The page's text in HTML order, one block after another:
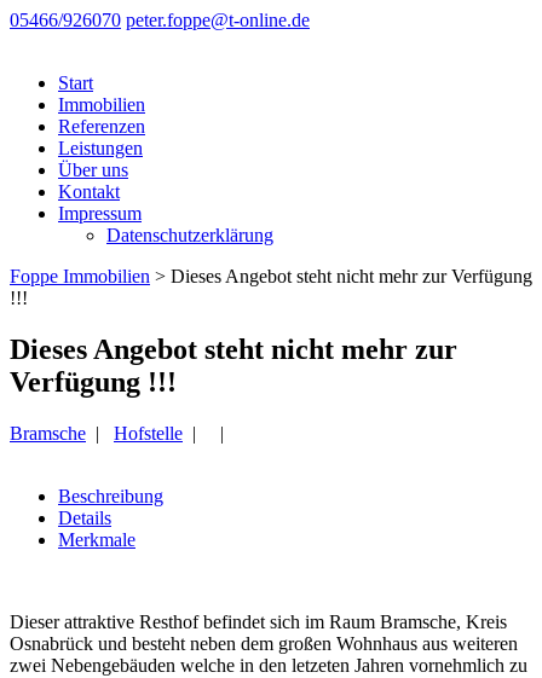
05466/926070 peter.foppe@t-online.de
Start
Immobilien
Referenzen
Leistungen
Über uns
Kontakt
Impressum
Datenschutzerklärung
Foppe Immobilien > Dieses Angebot steht nicht mehr zur Verfügung
!!!
Dieses Angebot steht nicht mehr zur
Verfügung !!!
Bramsche | Hofstelle | |
Beschreibung
Details
Merkmale
Dieser attraktive Resthof befindet sich im Raum Bramsche, Kreis
Osnabrück und besteht neben dem großen Wohnhaus aus weiteren
zwei Nebengebäuden welche in den letzeten Jahren vornehmlich zu